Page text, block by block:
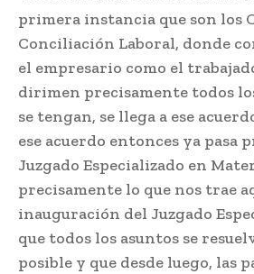
primera instancia que son los
Conciliación Laboral, donde
el empresario como el
dirimen precisamente todos
se tengan, se llega a ese
ese acuerdo entonces ya pasa
Juzgado Especializado en
precisamente lo que nos trae
inauguración del Juzgado
que todos los asuntos se
posible y que desde luego, las